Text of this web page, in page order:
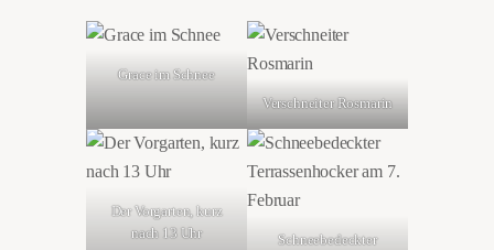
Grace im Schnee
Verschneiter Rosmarin
Der Vorgarten, kurz
nach 13 Uhr
Schneebedeckter